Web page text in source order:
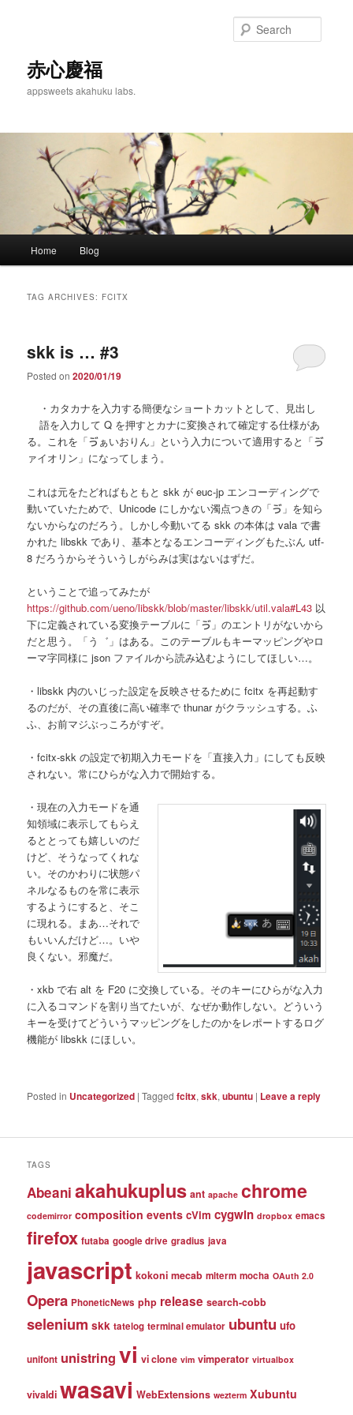
赤心慶福
appsweets akahuku labs.
Home Blog
TAG ARCHIVES: FCITX
skk is … #3
Posted on2020/01/19
・カタカナを入力する簡便なショートカットとして、見出し
語を入力して Q を押すとカナに変換されて確定する仕様があ
る。これを「ゔぁいおりん」という入力について適用すると「ゔ
ァイオリン」になってしまう。
これは元をたどればもともと skk が euc-jp エンコーディングで
動いていたためで、Unicode にしかない濁点つきの「ゔ」を知ら
ないからなのだろう。しかし今動いてる skk の本体は vala で書
かれた libskk であり、基本となるエンコーディングもたぶん utf-
8 だろうからそういうしがらみは実はないはずだ。
ということで追ってみたが
https://github.com/ueno/libskk/blob/master/libskk/util.vala#L43 以
下に定義されている変換テーブルに「ゔ」のエントリがないから
だと思う。「う゛」はある。このテーブルもキーマッピングやロ
ーマ字同様に json ファイルから読み込むようにしてほしい…。
・libskk 内のいじった設定を反映させるために fcitx を再起動す
るのだが、その直後に高い確率で thunar がクラッシュする。ふ
ふ、お前マジぶっころがすぞ。
・fcitx-skk の設定で初期入力モードを「直接入力」にしても反映
されない。常にひらがな入力で開始する。
・現在の入力モードを通
知領域に表示してもらえ
るととっても嬉しいのだ
けど、そうなってくれな
い。そのかわりに状態パ
ネルなるものを常に表示
するようにすると、そこ
に現れる。まあ…それで
もいいんだけど…。いや
良くない。邪魔だ。
・xkb で右 alt を F20 に交換している。そのキーにひらがな入力
に入るコマンドを割り当てたいが、なぜか動作しない。どういう
キーを受けてどういうマッピングをしたのかをレポートするログ
機能が libskk にほしい。
Posted in Uncategorized |Tagged fcitx,skk,ubuntu | Leave a reply
TAGS
Abeani akahukuplus ant apache chrome
codemirror composition events cVim cygwin dropbox emacs
firefox futaba google drive gradius java
javascript kokoni mecab mlterm mocha OAuth 2.0
Opera PhoneticNews php release search-cobb
selenium skk tatelog terminal emulator ubuntu ufo
unifont unistring vi vi clone vim vimperator virtualbox
vivaldi wasavi WebExtensions wezterm Xubuntu